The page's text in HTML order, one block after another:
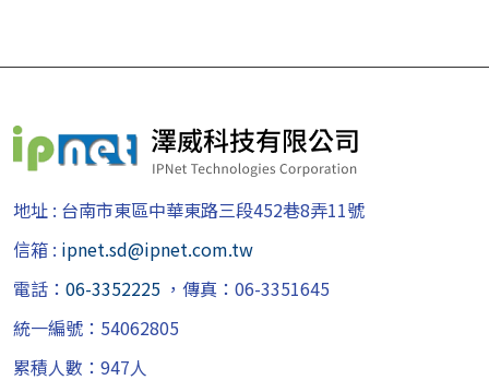
地址 : 台南市東區中華東路三段452巷8弄11號
信箱 : ipnet.sd@ipnet.com.tw
電話： 06-3352225 ，傳真：06-3351645
統一編號：54062805
累積人數： 947人